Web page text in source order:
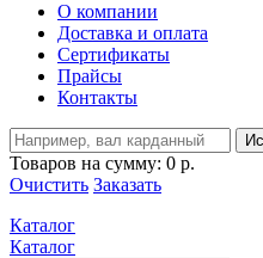
О компании
Доставка и оплата
Сертификаты
Прайсы
Контакты
Товаров на сумму: 0 р.
Очистить Заказать
Каталог
Каталог